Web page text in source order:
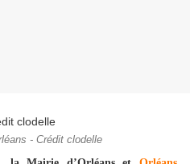
- Crédit clodelle